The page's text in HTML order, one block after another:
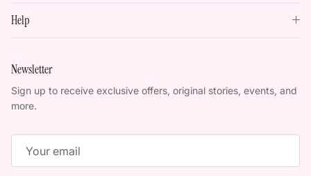
Help
Newsletter
Sign up to receive exclusive offers, original stories, events, and
more.